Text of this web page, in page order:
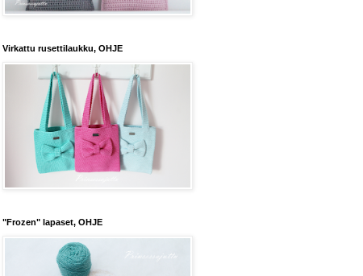
Virkattu rusettilaukku, OHJE
"Frozen" lapaset, OHJE